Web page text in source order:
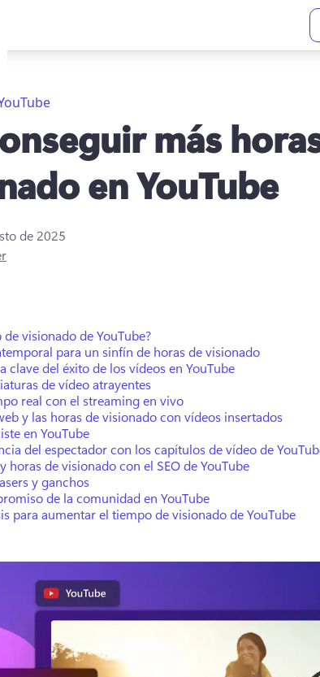
más
en YouTube
de 2025
de visionado de YouTube?
para un sinfín de horas de visionado
clave del éxito de los vídeos en YouTube
de vídeo atrayentes
real con el streaming en vivo
y las horas de visionado con vídeos insertados
en YouTube
del espectador con los capítulos de vídeo de
horas de visionado con el SEO de YouTube
y ganchos
de la comunidad en YouTube
para aumentar el tiempo de visionado de YouTube